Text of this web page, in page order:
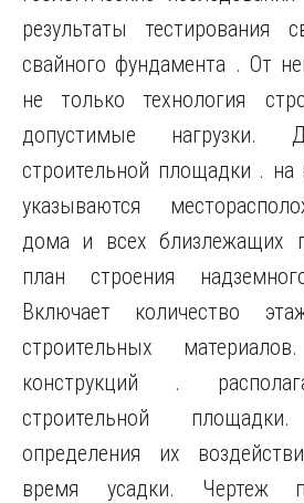
результаты тестирования
свайного фундамента . От
не только технология
допустимые нагрузки.
строительной площадки . на
указываются
дома и всех близлежащих
план строения
Включает количество
строительных
конструкций .
строительной
определения их
время усадки. Чертеж